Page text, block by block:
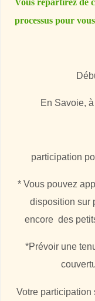
Vous repartirez de
processus pour
En Savoie, à
participation
* Vous pouvez
disposition sur
encore des
*Prévoir une
Votre participation